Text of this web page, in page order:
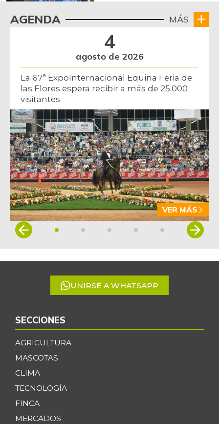
AGENDA MÁS
4
agosto de 2026
La 67ª ExpoInternacional Equina Feria de
las Flores espera recibir a más de 25.000
visitantes
VER MÁS
Item
5
UNIRSE A WHATSAPP
SECCIONES
AGRICULTURA
MASCOTAS
CLIMA
TECNOLOGÍA
FINCA
MERCADOS